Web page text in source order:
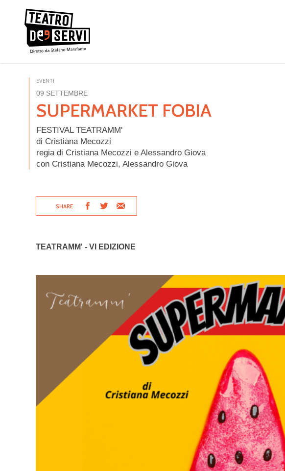
EVENTI
09 SETTEMBRE
SUPERMARKET FOBIA
FESTIVAL TEATRAMM'
di Cristiana Mecozzi
regia di Cristiana Mecozzi e Alessandro Giova
con Cristiana Mecozzi, Alessandro Giova
SHARE
TEATRAMM' - VI EDIZIONE